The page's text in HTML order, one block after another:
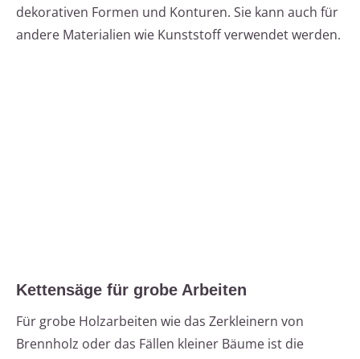
dekorativen Formen und Konturen. Sie kann auch für
andere Materialien wie Kunststoff verwendet werden.
Kettensäge für grobe Arbeiten
Für grobe Holzarbeiten wie das Zerkleinern von
Brennholz oder das Fällen kleiner Bäume ist die